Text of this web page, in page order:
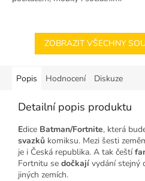
ZOBRAZIT VŠECHNY
Popis Hodnocení Diskuze
Detailní popis produktu
Edice Batman/Fortnite, která
svazků komiksu. Mezi šesti
je i Česká republika. A tak čeští
Fortnitu se dočkají vydání stejný
jiných zemích.